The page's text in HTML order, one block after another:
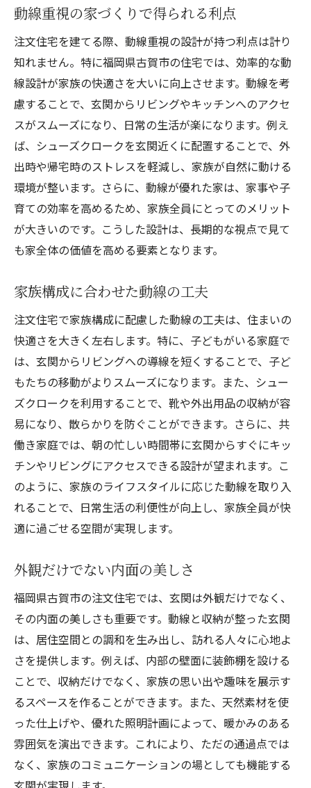
動線重視の家づくりで得られる利点
注文住宅を建てる際、動線重視の設計が持つ利点は計り
知れません。特に福岡県古賀市の住宅では、効率的な動
線設計が家族の快適さを大いに向上させます。動線を考
慮することで、玄関からリビングやキッチンへのアクセ
スがスムーズになり、日常の生活が楽になります。例え
ば、シューズクロークを玄関近くに配置することで、外
出時や帰宅時のストレスを軽減し、家族が自然に動ける
環境が整います。さらに、動線が優れた家は、家事や子
育ての効率を高めるため、家族全員にとってのメリット
が大きいのです。こうした設計は、長期的な視点で見て
も家全体の価値を高める要素となります。
家族構成に合わせた動線の工夫
注文住宅で家族構成に配慮した動線の工夫は、住まいの
快適さを大きく左右します。特に、子どもがいる家庭で
は、玄関からリビングへの導線を短くすることで、子ど
もたちの移動がよりスムーズになります。また、シュー
ズクロークを利用することで、靴や外出用品の収納が容
易になり、散らかりを防ぐことができます。さらに、共
働き家庭では、朝の忙しい時間帯に玄関からすぐにキッ
チンやリビングにアクセスできる設計が望まれます。こ
のように、家族のライフスタイルに応じた動線を取り入
れることで、日常生活の利便性が向上し、家族全員が快
適に過ごせる空間が実現します。
外観だけでない内面の美しさ
福岡県古賀市の注文住宅では、玄関は外観だけでなく、
その内面の美しさも重要です。動線と収納が整った玄関
は、居住空間との調和を生み出し、訪れる人々に心地よ
さを提供します。例えば、内部の壁面に装飾棚を設ける
ことで、収納だけでなく、家族の思い出や趣味を展示す
るスペースを作ることができます。また、天然素材を使
った仕上げや、優れた照明計画によって、暖かみのある
雰囲気を演出できます。これにより、ただの通過点では
なく、家族のコミュニケーションの場としても機能する